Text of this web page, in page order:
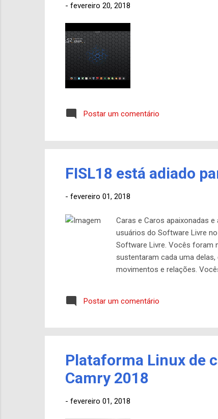
- fevereiro 20, 2018
Postar um comentário
FISL18 está adiado
- fevereiro 01, 2018
Caras e Caros apaixonadas
usuários do Software Livre
Software Livre. Vocês foram
sustentaram cada uma
movimentos e relações.
de nós estiver disposto a
Postar um comentário
Plataforma Linux de
Camry 2018
- fevereiro 01, 2018